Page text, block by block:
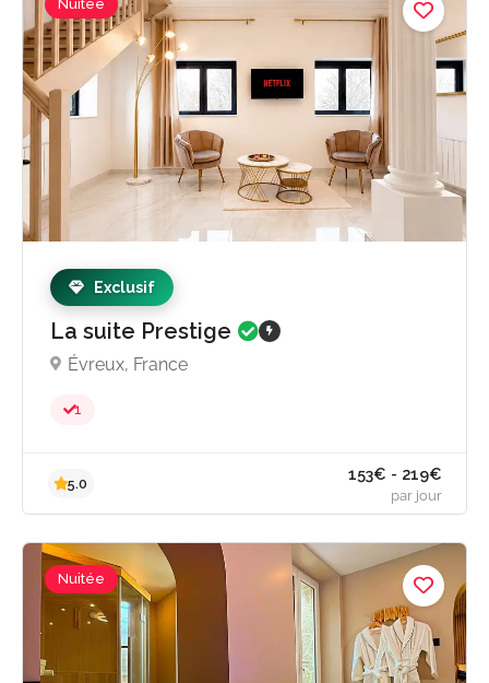
Nuitée
Exclusif
La suite Prestige
Évreux, France
1
Nuitée